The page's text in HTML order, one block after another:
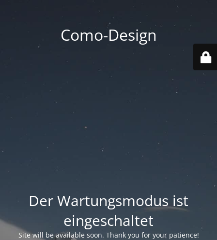
Como-Design
Der Wartungsmodus ist
eingeschaltet
Site will be available soon. Thank you for your patience!